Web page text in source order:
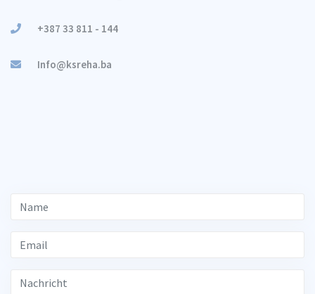
+387 33 811 - 144
Info@ksreha.ba